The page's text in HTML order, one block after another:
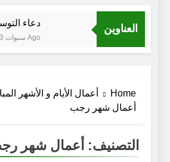
العناوين دعاء
3 سنوات Ago
Home
أعمال الأيام و الأشهر
أعمال شهر رجب
التصنيف: أعمال شهر